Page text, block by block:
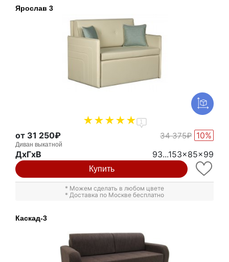
Ярослав 3
1
от 31 250₽ 34 375₽ 10%
Диван выкатной
ДxГxВ 93...153x85x99
Купить
* Можем сделать в любом цвете
* Доставка по Москве бесплатно
Каскад-3